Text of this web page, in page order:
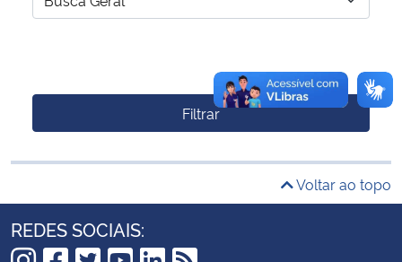
Filtrar
Voltar ao topo
REDES SOCIAIS: